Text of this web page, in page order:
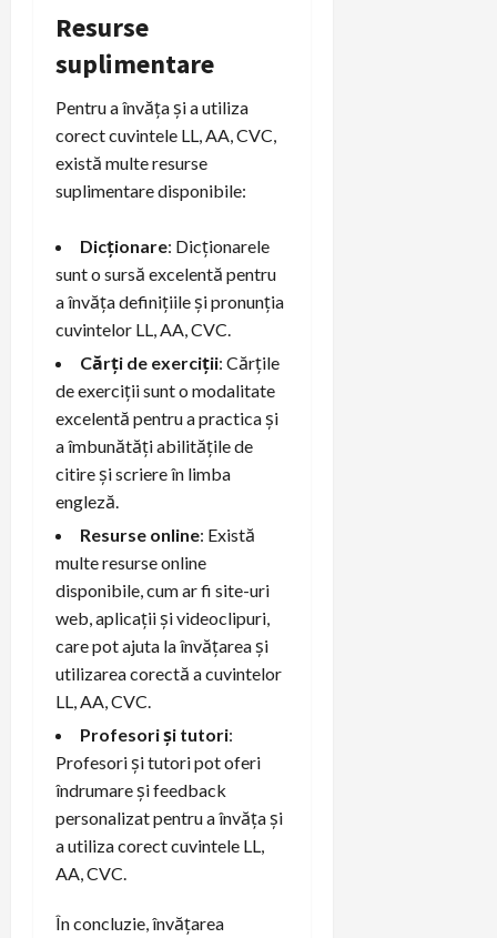
Resurse
suplimentare
Pentru a învăța și a utiliza
corect cuvintele LL, AA, CVC,
există multe resurse
suplimentare disponibile:
Dicționare: Dicționarele
sunt o sursă excelentă pentru
a învăța definițiile și pronunția
cuvintelor LL, AA, CVC.
Cărți de exerciții: Cărțile
de exerciții sunt o modalitate
excelentă pentru a practica și
a îmbunătăți abilitățile de
citire și scriere în limba
engleză.
Resurse online: Există
multe resurse online
disponibile, cum ar fi site-uri
web, aplicații și videoclipuri,
care pot ajuta la învățarea și
utilizarea corectă a cuvintelor
LL, AA, CVC.
Profesori și tutori:
Profesori și tutori pot oferi
îndrumare și feedback
personalizat pentru a învăța și
a utiliza corect cuvintele LL,
AA, CVC.
În concluzie, învățarea